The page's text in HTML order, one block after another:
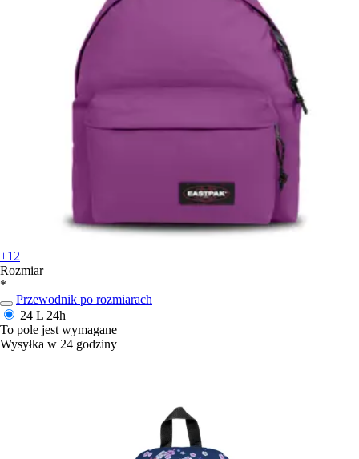
+12
Rozmiar
*
Przewodnik po rozmiarach
24 L 24h
To pole jest wymagane
Wysyłka w 24 godziny